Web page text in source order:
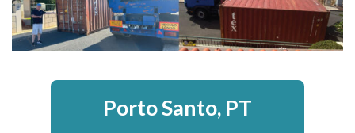
Porto Santo, PT